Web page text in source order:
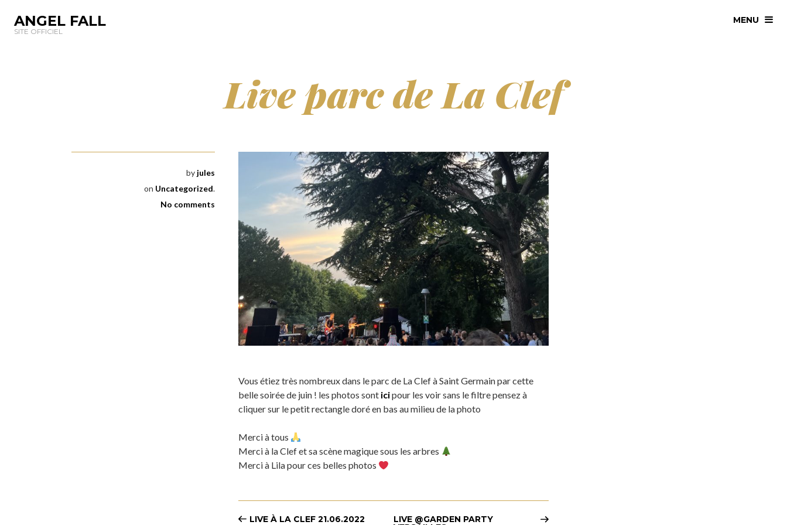
ANGEL FALL
SITE OFFICIEL
MENU
Live parc de La Clef
by jules
on Uncategorized.
No comments
Vous étiez très nombreux dans le parc de La Clef à Saint Germain par cette
belle soirée de juin ! les photos sont icipour les voir sans le filtre pensez à
cliquer sur le petit rectangle doré en bas au milieu de la photo
Merci à tous
Merci à la Clef et sa scène magique sous les arbres
Merci à Lila pour ces belles photos
LIVE À LA CLEF 21.06.2022 LIVE @GARDEN PARTY